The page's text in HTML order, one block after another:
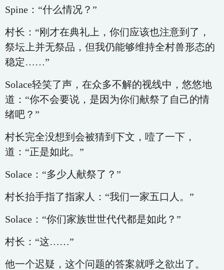
Spine：“什么情况？”
村长：“刚才在典礼上，你们应该也注意到了，
祭坛上并无祭品，但我仍能够维持全村兽形态的
稳定……”
Solace轻笑了声，在众多不解的视线中，悠悠地
道：“你不会要说，是因为你们献祭了自己的情
绪吧？”
村长完全没想到会被猜到下文，噎了一下，
道：“正是如此。”
Solace：“多少人献祭了？”
村长抬手指了指家人：“我们一家五口人。”
Solace：“你们家族世世代代都是如此？”
村长：“这……”
他一个迟疑，这个问题的答案就呼之欲出了。